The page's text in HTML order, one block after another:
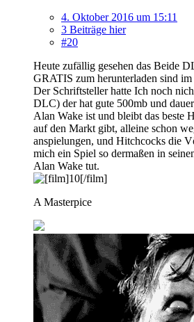
4. Oktober 2016 um 15:11
3 Beiträge hier
#20
Heute zufällig gesehen das Beide
GRATIS zum herunterladen sind
Der Schriftsteller hatte Ich noch
DLC) der hat gute 500mb und
Alan Wake ist und bleibt das beste
auf den Markt gibt, alleine schon
anspielungen, und Hitchcocks die
mich ein Spiel so dermaßen in
Alan Wake tut.
A Masterpice